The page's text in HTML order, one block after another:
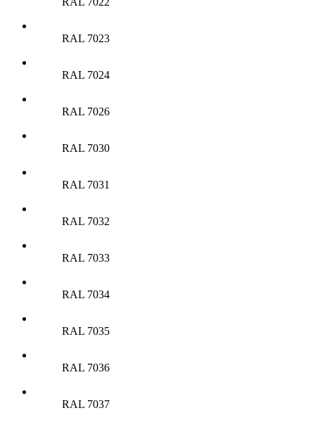
RAL 7023
RAL 7024
RAL 7026
RAL 7030
RAL 7031
RAL 7032
RAL 7033
RAL 7034
RAL 7035
RAL 7036
RAL 7037